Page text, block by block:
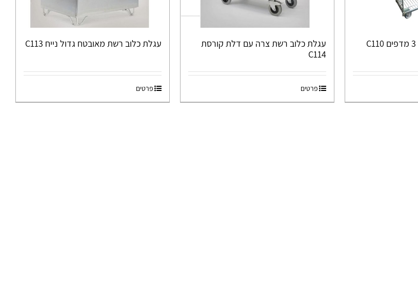
עגלת כלוב רשת צרה עם דלת קורסת
C114
פרטים
עגלת כלוב רשת מאובטח גדול נייח C113
פרטים